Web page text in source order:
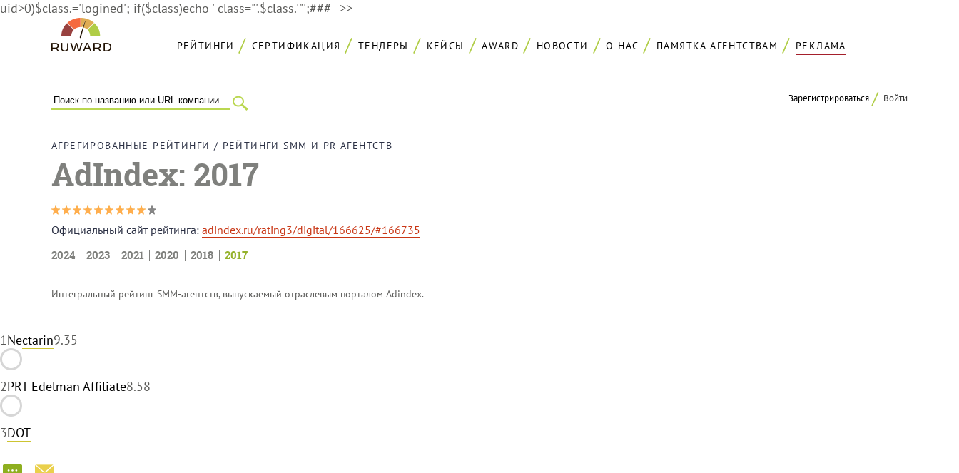
uid>0)$class.='logined'; if($class)echo ' class="'.$class.'"';###-->>
РЕЙТИНГИ СЕРТИФИКАЦИЯ ТЕНДЕРЫ КЕЙСЫ AWARD НОВОСТИ О НАС ПАМЯТКА АГЕНТСТВАМ РЕКЛАМА
Зарегистрироваться Войти
АГРЕГИРОВАННЫЕ РЕЙТИНГИ / РЕЙТИНГИ SMM И PR АГЕНТСТВ
AdIndex: 2017
Официальный сайт рейтинга: adindex.ru/rating3/digital/166625/#166735
2024
2023 2021 2020 2018 2017
Интегральный рейтинг SMM-агентств, выпускаемый отраслевым порталом Adindex.
1Nectarin9.35
2PRT Edelman Affiliate8.58
3DOT